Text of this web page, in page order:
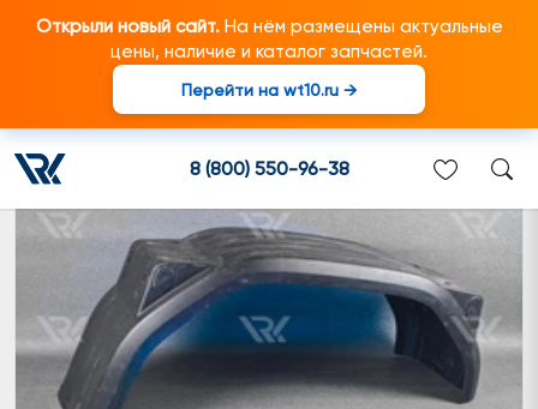
Открыли новый сайт.На нём размещены актуальные
цены, наличие и каталог запчастей.
Перейти на wt10.ru →
8 (800) 550-96-38
Брызговик